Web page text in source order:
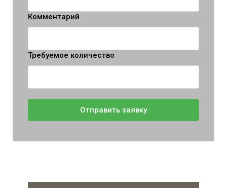
Комментарий
Требуемое количество
Отправить заявку